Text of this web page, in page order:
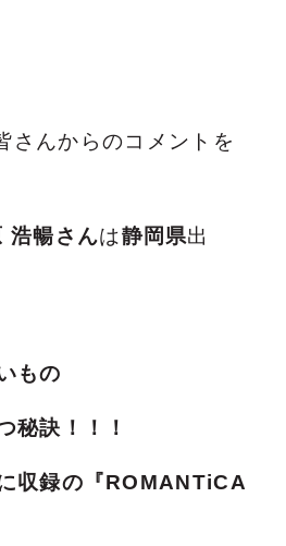
さんからのコメントを
浩暢さんは静岡県出
もの
秘訣！！！
収録の『ROMANTiCA